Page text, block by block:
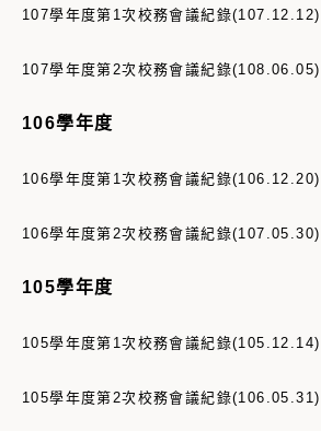
107學年度第1次 校務會議紀錄(107.12.12)
107學年度第2次 校務會議紀錄(108.06.05)
106學年度
106學年度第1次 校務會議紀錄(106.12.20)
106學年度第2次 校務會議紀錄(107.05.30)
105學年度
105學年度第1次 校務會議紀錄(105.12.14)
105學年度第2次校務會議紀錄(106.05.31)